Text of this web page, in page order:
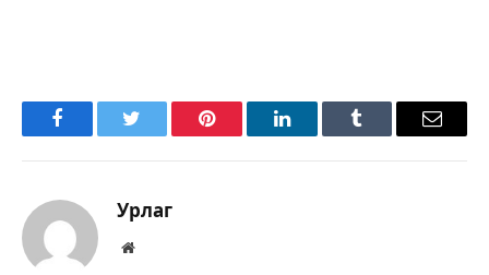
FacebookTwitter Pinterest LinkedInTumblr Имэйл
Урлаг
Вэбсайт